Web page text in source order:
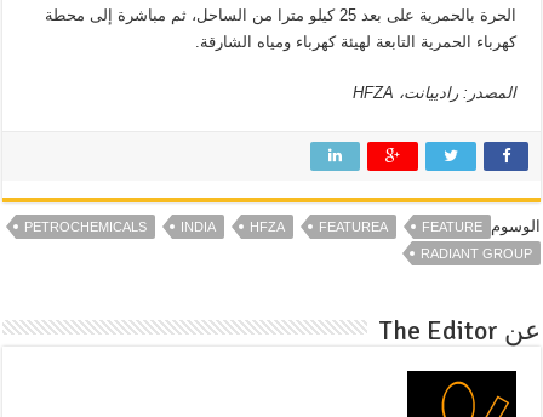
الحرة بالحمرية على بعد 25 كيلو مترا من الساحل، ثم مباشرة إلى محطة
كهرباء الحمرية التابعة لهيئة كهرباء ومياه الشارقة.
المصدر: رادييانت، HFZA
الوسوم FEATURE
FEATUREA
HFZA
INDIA
PETROCHEMICALS
RADIANT GROUP
عن The Editor